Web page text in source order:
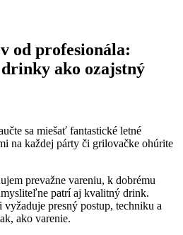
od profesionála:
ako ozajstný
sa miešať fantastické letné
na každej párty či grilovačke ohúrite
prevažne vareniu, k dobrému
patrí aj kvalitný drink.
vyžaduje presný postup, techniku a
ako varenie.